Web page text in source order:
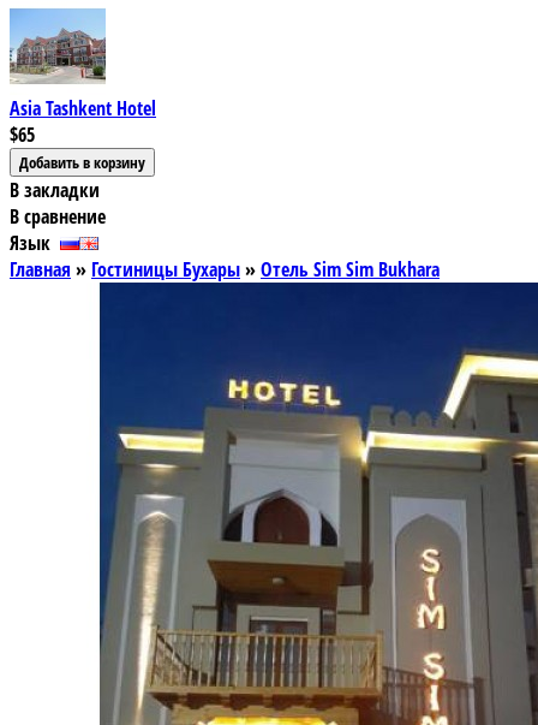
Asia Tashkent Hotel
$65
В закладки
В сравнение
Язык
Главная » Гостиницы Бухары»Отель Sim Sim Bukhara